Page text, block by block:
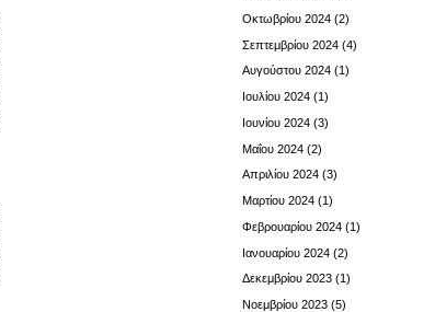
Οκτωβρίου 2024 (2)
Σεπτεμβρίου 2024 (4)
Αυγούστου 2024 (1)
Ιουλίου 2024 (1)
Ιουνίου 2024 (3)
Μαΐου 2024 (2)
Απριλίου 2024 (3)
Μαρτίου 2024 (1)
Φεβρουαρίου 2024 (1)
Ιανουαρίου 2024 (2)
Δεκεμβρίου 2023 (1)
Νοεμβρίου 2023 (5)